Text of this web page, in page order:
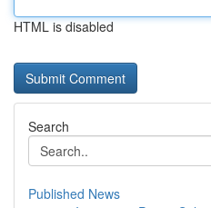
HTML is disabled
Search
Published News